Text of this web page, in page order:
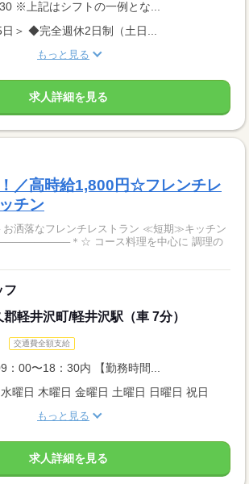
※上記はシフトの一例とな...
日＞ ◆完全週休2日制（土日...
もっと見る
求人詳細を見る
／高時給1,800円☆フレンチレ
チン
洒落なフレンチレストラン ≪短期≫キッチン
☆ コース料理を中心に 調理の
フ
軽井沢町/軽井沢駅（車 7分）
交通費全額支給
：00〜18：30内 【勤務時間...
曜日 木曜日 金曜日 土曜日 日曜日 祝日
もっと見る
求人詳細を見る